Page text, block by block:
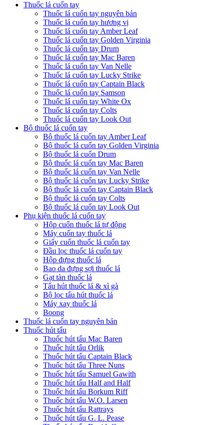
Thuốc lá cuốn tay
Thuốc lá cuốn tay nguyên bản
Thuốc lá cuốn tay hương vị
Thuốc lá cuốn tay Amber Leaf
Thuốc lá cuốn tay Golden Virginia
Thuốc lá cuốn tay Drum
Thuốc lá cuốn tay Mac Baren
Thuốc lá cuốn tay Van Nelle
Thuốc lá cuốn tay Lucky Strike
Thuốc lá cuốn tay Captain Black
Thuốc lá cuốn tay Samson
Thuốc lá cuốn tay White Ox
Thuốc lá cuốn tay Colts
Thuốc lá cuốn tay Look Out
Bộ thuốc lá cuốn tay
Bộ thuốc lá cuốn tay Amber Leaf
Bộ thuốc lá cuốn tay Golden Virginia
Bộ thuốc lá cuốn Drum
Bộ thuốc lá cuốn tay Mac Baren
Bộ thuốc lá cuốn tay Van Nelle
Bộ thuốc lá cuốn tay Lucky Strike
Bộ thuốc lá cuốn tay Captain Black
Bộ thuốc lá cuốn tay Colts
Bộ thuốc lá cuốn tay Look Out
Phụ kiện thuốc lá cuốn tay
Hộp cuốn thuốc lá tự động
Máy cuốn tay thuốc lá
Giấy cuốn thuốc lá cuốn tay
Đầu lọc thuốc lá cuốn tay
Hộp đựng thuốc lá
Bao da đựng sợi thuốc lá
Gạt tàn thuốc lá
Tẩu hút thuốc lá & xì gà
Bộ lọc tẩu hút thuốc lá
Máy xay thuốc lá
Boong
Thuốc lá cuốn tay nguyên bản
Thuốc hút tẩu
Thuốc hút tẩu Mac Baren
Thuốc hút tẩu Orlik
Thuốc hút tẩu Captain Black
Thuốc hút tẩu Three Nuns
Thuốc hút tẩu Samuel Gawith
Thuốc hút tẩu Half and Half
Thuốc hút tẩu Borkum Riff
Thuốc hút tẩu W.O. Larsen
Thuốc hút tẩu Rattrays
Thuốc hút tẩu G. L. Pease